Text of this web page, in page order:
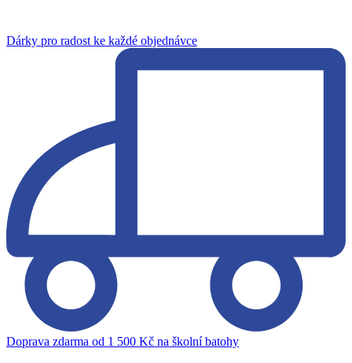
Dárky pro radost ke každé objednávce
Doprava zdarma od 1 500 Kč na školní batohy